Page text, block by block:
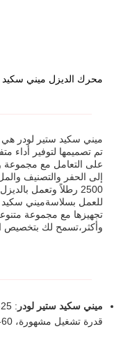
محرك الديزل ميني سكيد ستير
ميني سكيد ستير لودر هي
تم تصميمها لتوفير أداء
على التعامل مع مجموعة
2500 رطلاً وتعمل
للعمل بسلاسةميني سكيد
تجهيزها مع مجموعة
وأكثر،تسمح لك بتخصيص
ميني سكيد ستير لودر
قدرة تشغيل مشهورة، 60-70 في الارتفاع، 1-2 سنوات الضمان